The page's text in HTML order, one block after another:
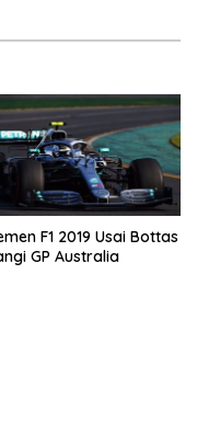
F1 2019 Usai Bottas
GP Australia